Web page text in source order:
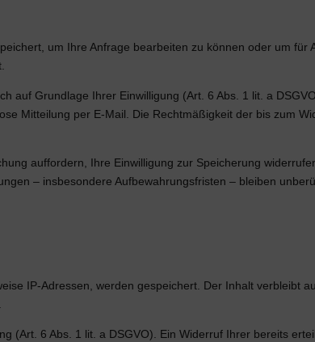
um Ihre Anfrage bearbeiten zu können oder um für
auf Grundlage Ihrer Einwilligung (Art. 6 Abs. 1 lit. a
Mitteilung per E-Mail. Die Rechtmäßigkeit der bis zum
auffordern, Ihre Einwilligung zur Speicherung
– insbesondere Aufbewahrungsfristen – bleiben
IP-Adressen, werden gespeichert. Der Inhalt verbleibt
(Art. 6 Abs. 1 lit. a DSGVO). Ein Widerruf Ihrer bereits